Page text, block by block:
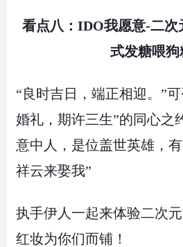
看点八： IDO我愿意-二次
式发糖喂狗
“良时吉日，端正相迎。”
婚礼，期许三生”的同心之
意中人，是位盖世英雄，
祥云来娶我”
执手伊人一起来体验二次
红妆为你们而铺！